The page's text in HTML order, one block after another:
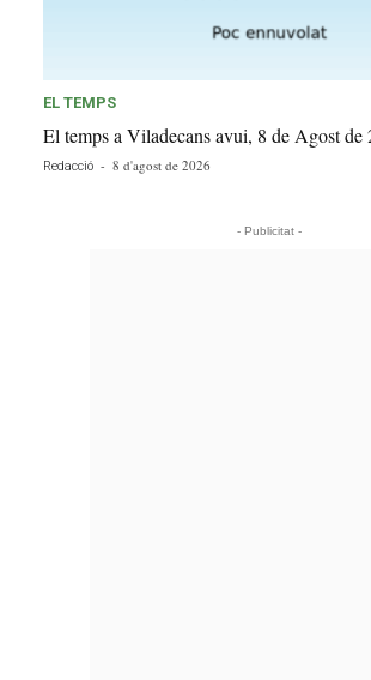
EL TEMPS
El temps a Viladecans avui, 8 de Agost de
Redacció - 8 d'agost de 2026
- Publicitat -